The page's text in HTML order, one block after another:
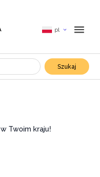
pl
Szukaj
Twoim kraju!